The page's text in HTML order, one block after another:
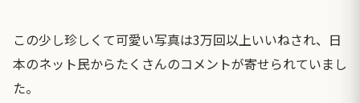
この少し珍しくて可愛い写真は3万回以上いいねされ、日
本のネット民からたくさんのコメントが寄せられていまし
た。